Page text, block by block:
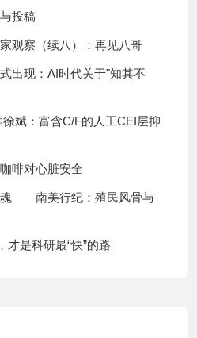
味酯高效制备
解地膜的“衰老公式”
技术国际研讨会召开
工程国际学术会议召开
用中国人自己的雷达，追问电
离-质谱流式单细胞脂质组学
钴-锰双原子低温催化体系
术与控制工程国际学术会议
脑功能特征获揭示
投稿
观察（续八）：再见八哥
出现：AI时代关于"知其不
斌：富含C/F的人工CEI层抑
啡对心脏安全
——南美行纪：殖民风骨与
才是科研最“快”的路
的医学教学价值及其推动植